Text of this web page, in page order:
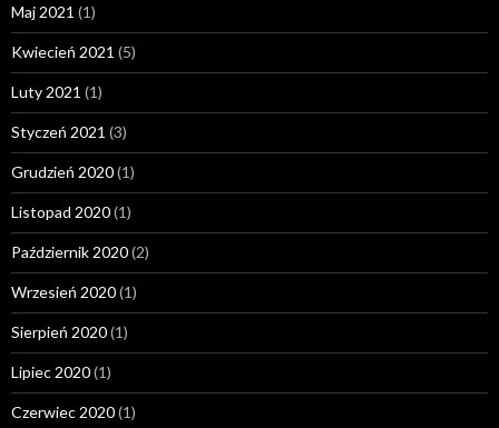
Maj 2021 (1)
Kwiecień 2021 (5)
Luty 2021 (1)
Styczeń 2021 (3)
Grudzień 2020(1)
Listopad 2020(1)
Październik 2020(2)
Wrzesień 2020(1)
Sierpień 2020(1)
Lipiec 2020(1)
Czerwiec 2020(1)